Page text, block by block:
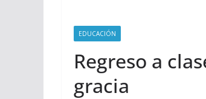
EDUCACIÓN
Regreso a
gracia